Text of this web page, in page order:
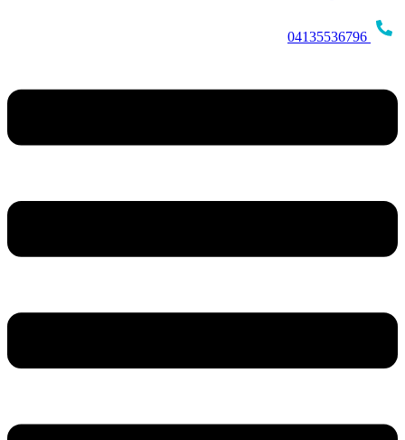
04135536796